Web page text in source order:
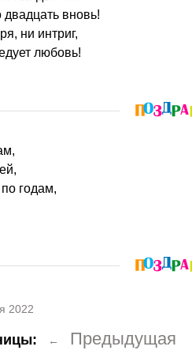
двадцать вновь!
ни интриг,
любовь!
годам,
2022
← Предыдущая